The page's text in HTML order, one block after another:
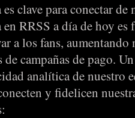
clave para conectar de
RRSS a día de hoy es
a los fans, aumentando
de campañas de pago.
analítica de nuestro
y fidelicen